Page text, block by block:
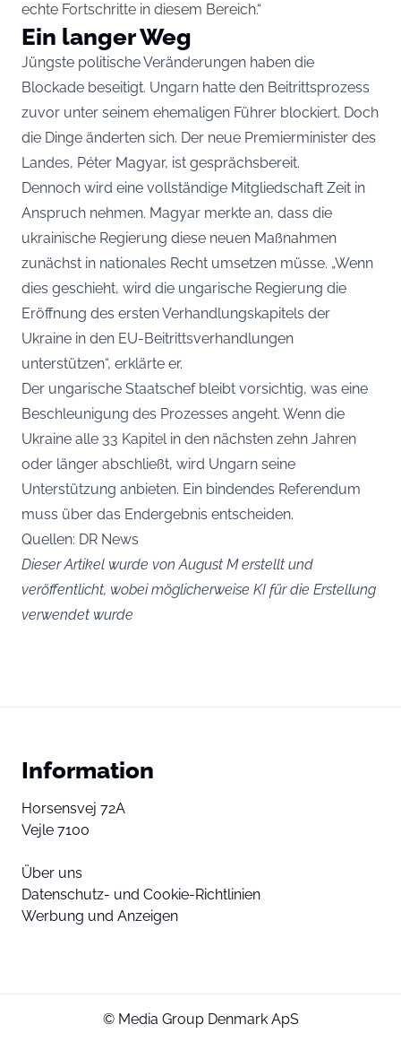
echte Fortschritte in diesem Bereich.“
Ein langer Weg
Jüngste politische Veränderungen haben die
Blockade beseitigt. Ungarn hatte den Beitrittsprozess
zuvor unter seinem ehemaligen Führer blockiert. Doch
die Dinge änderten sich. Der neue Premierminister des
Landes, Péter Magyar, ist gesprächsbereit.
Dennoch wird eine vollständige Mitgliedschaft Zeit in
Anspruch nehmen. Magyar merkte an, dass die
ukrainische Regierung diese neuen Maßnahmen
zunächst in nationales Recht umsetzen müsse. „Wenn
dies geschieht, wird die ungarische Regierung die
Eröffnung des ersten Verhandlungskapitels der
Ukraine in den EU-Beitrittsverhandlungen
unterstützen“, erklärte er.
Der ungarische Staatschef bleibt vorsichtig, was eine
Beschleunigung des Prozesses angeht. Wenn die
Ukraine alle 33 Kapitel in den nächsten zehn Jahren
oder länger abschließt, wird Ungarn seine
Unterstützung anbieten. Ein bindendes Referendum
muss über das Endergebnis entscheiden.
Quellen: DR News
Dieser Artikel wurde von August M erstellt und
veröffentlicht, wobei möglicherweise KI für die Erstellung
verwendet wurde
Information
Horsensvej 72A
Vejle 7100
Über uns
Datenschutz- und Cookie-Richtlinien
Werbung und Anzeigen
© Media Group Denmark ApS